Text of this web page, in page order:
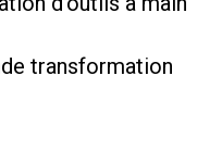
transformation